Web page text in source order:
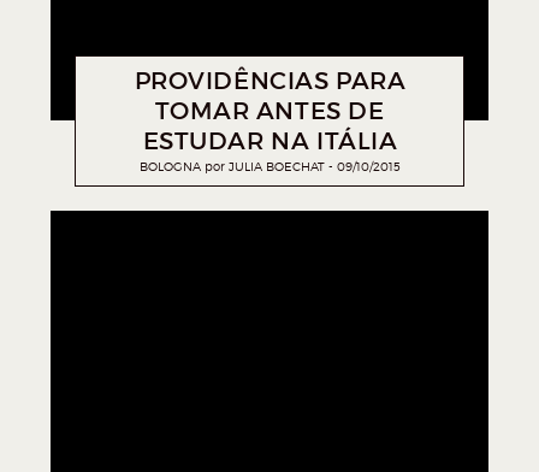
PROVIDÊNCIAS PARA
TOMAR ANTES DE
ESTUDAR NA ITÁLIA
BOLOGNA por JULIA BOECHAT 09/10/2015